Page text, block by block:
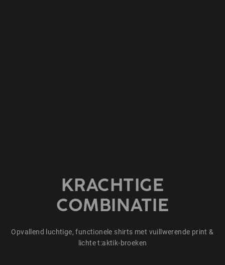
KRACHTIGE
COMBINATIE
Opvallend luchtige, functionele shirts met vuillwerende print &
lichte t:aktik-broeken